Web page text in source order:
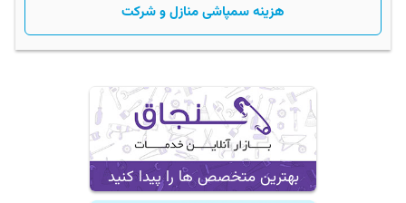
هزینه سمپاشی منازل و شرکت
بهترین متخصص ها را پیدا کنید